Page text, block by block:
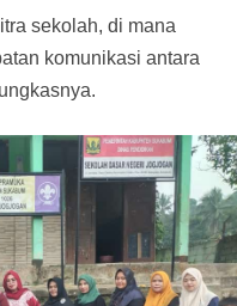
sekolah, di mana
komunikasi antara